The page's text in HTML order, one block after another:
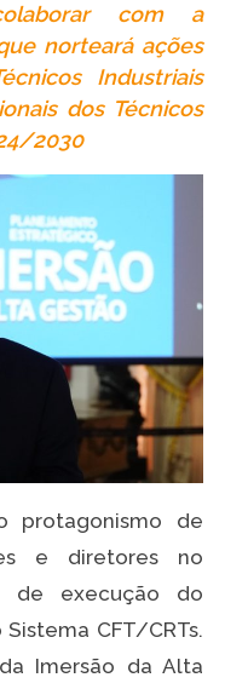
com a
norteará ações
Industriais
dos Técnicos
2030
protagonismo de
e diretores no
de execução do
CFT/CRTs.
Imersão da Alta